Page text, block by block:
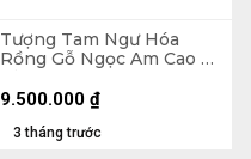
Tượng Tam Ngư Hóa
Rồng Gỗ Ngọc Am Cao Cả
(cm) - Kỷ Cao 15 (cm)
3 tháng trước
9.500.000 ₫